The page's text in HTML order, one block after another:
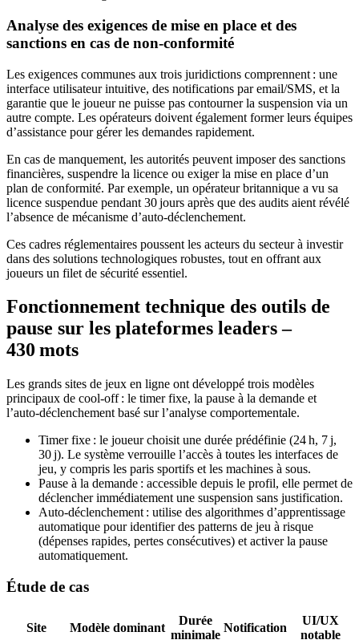
Analyse des exigences de mise en place et des
sanctions en cas de non‑conformité
Les exigences communes aux trois juridictions comprennent : une
interface utilisateur intuitive, des notifications par email/SMS, et la
garantie que le joueur ne puisse pas contourner la suspension via un
autre compte. Les opérateurs doivent également former leurs équipes
d’assistance pour gérer les demandes rapidement.
En cas de manquement, les autorités peuvent imposer des sanctions
financières, suspendre la licence ou exiger la mise en place d’un
plan de conformité. Par exemple, un opérateur britannique a vu sa
licence suspendue pendant 30 jours après que des audits aient révélé
l’absence de mécanisme d’auto‑déclenchement.
Ces cadres réglementaires poussent les acteurs du secteur à investir
dans des solutions technologiques robustes, tout en offrant aux
joueurs un filet de sécurité essentiel.
Fonctionnement technique des outils de
pause sur les plateformes leaders –
430 mots
Les grands sites de jeux en ligne ont développé trois modèles
principaux de cool‑off : le timer fixe, la pause à la demande et
l’auto‑déclenchement basé sur l’analyse comportementale.
Timer fixe : le joueur choisit une durée prédéfinie (24 h, 7 j,
30 j). Le système verrouille l’accès à toutes les interfaces de
jeu, y compris les paris sportifs et les machines à sous.
Pause à la demande : accessible depuis le profil, elle permet de
déclencher immédiatement une suspension sans justification.
Auto‑déclenchement : utilise des algorithmes d’apprentissage
automatique pour identifier des patterns de jeu à risque
(dépenses rapides, pertes consécutives) et activer la pause
automatiquement.
Étude de cas
Site Modèle dominant
Durée
minimale
Notification
UI/UX
notable